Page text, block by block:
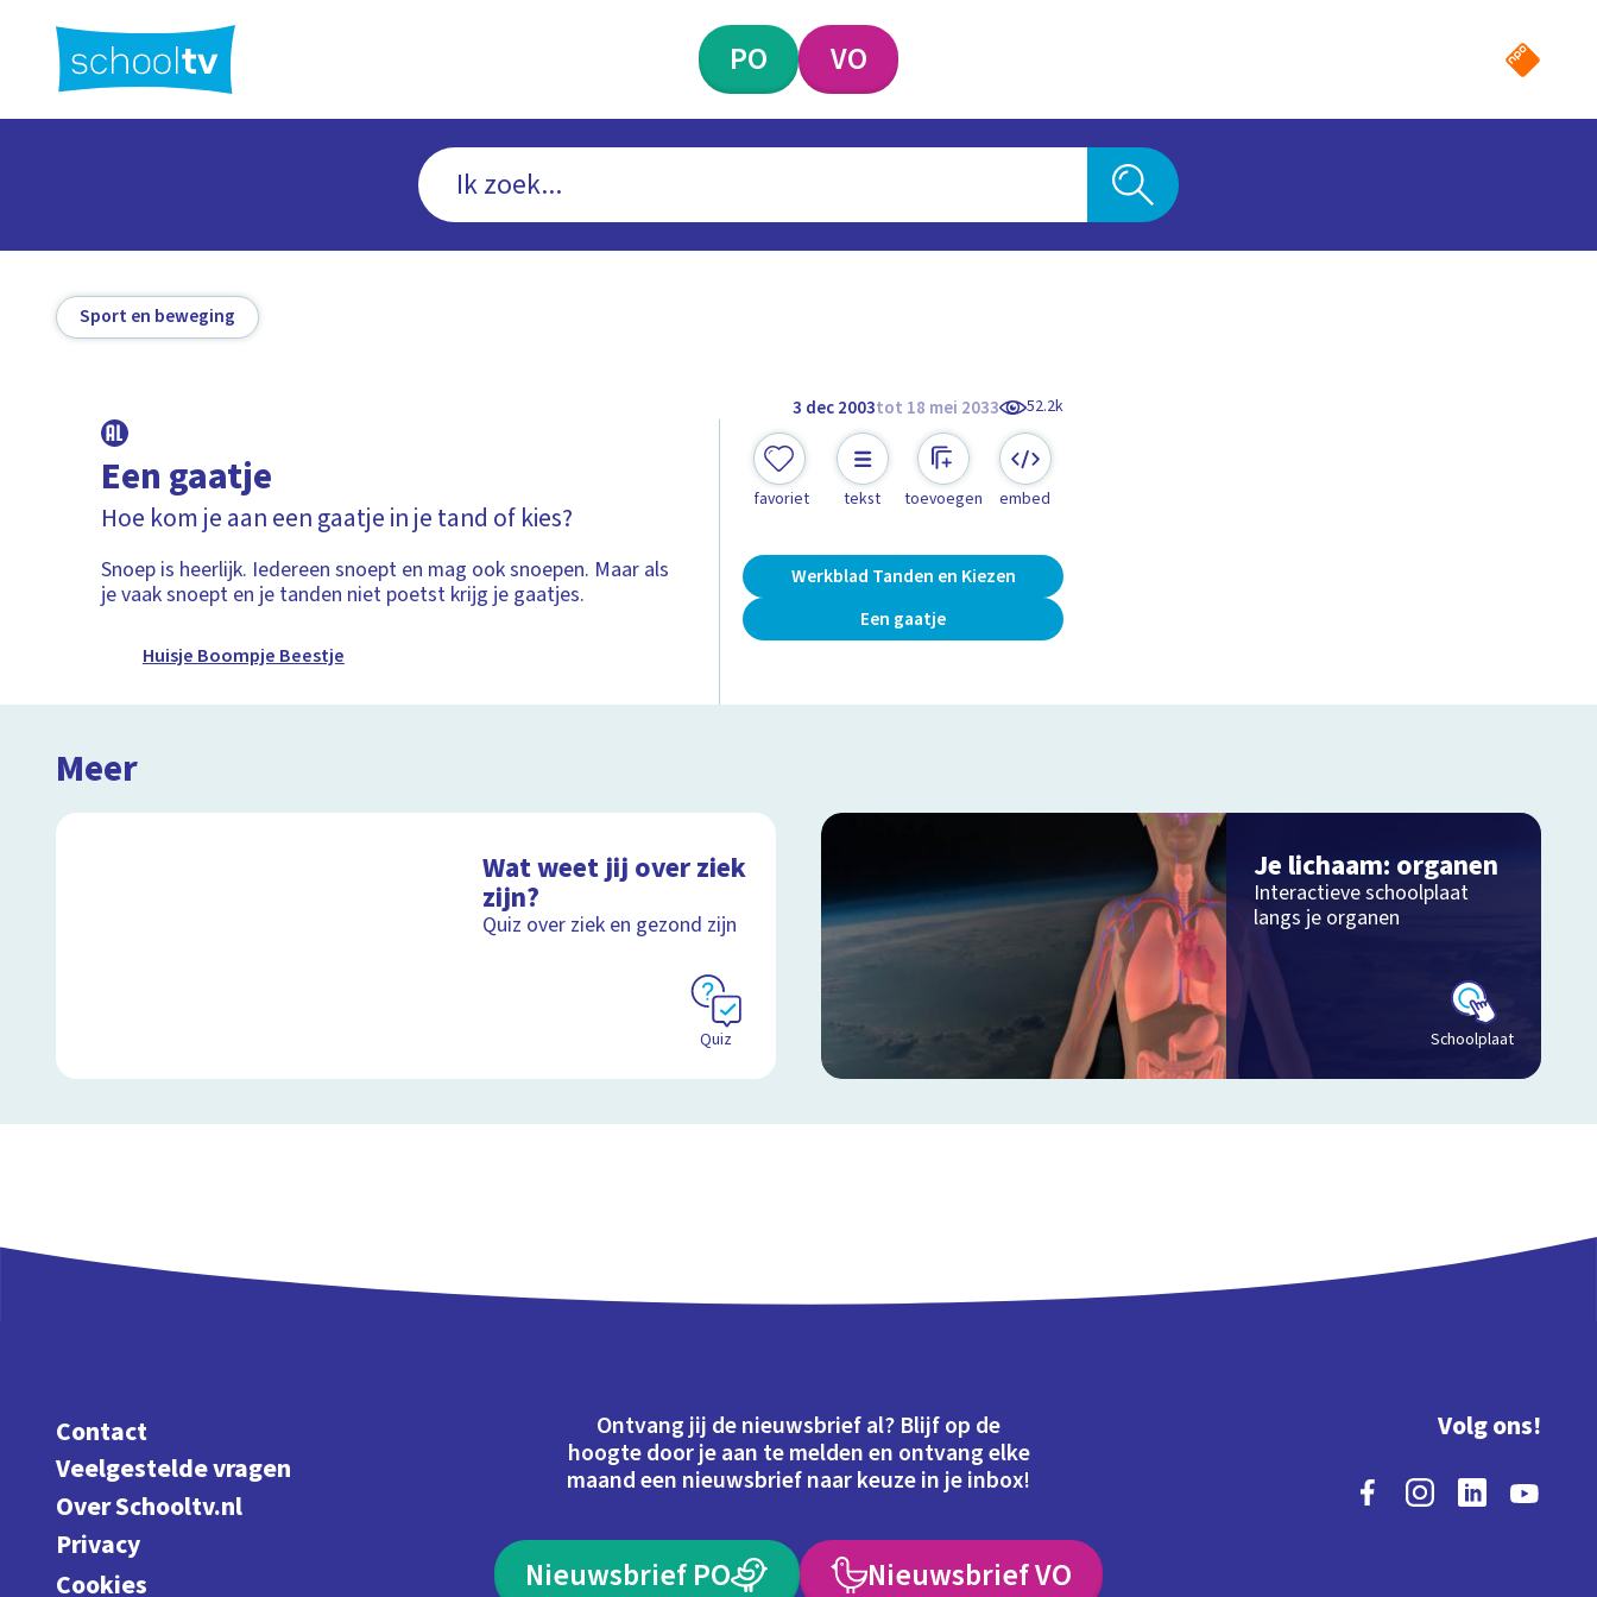
hoofdinhoud
PO VO
Sport en beweging
3 dec 2003tot 18 mei 2033 52.2k
Een gaatje
Hoe kom je aan een gaatje in je tand of kies?
Snoep is heerlijk. Iedereen snoept en mag ook snoepen. Maar als
je vaak snoept en je tanden niet poetst krijg je gaatjes.
Huisje Boompje Beestje
favoriet tekst toevoegen embed
Werkblad Tanden en Kiezen
Een gaatje
Meer
Wat weet jij over ziek
zijn?
Quiz over ziek en gezond zijn
Quiz
Je lichaam: organen
Interactieve schoolplaat
langs je organen
Schoolplaat
Contact
Veelgestelde vragen
Over Schooltv.nl
Privacy
Cookies
Ontvang jij de nieuwsbrief al? Blijf op de
hoogte door je aan te melden en ontvang elke
maand een nieuwsbrief naar keuze in je inbox!
Nieuwsbrief PO Nieuwsbrief VO
Volg ons!